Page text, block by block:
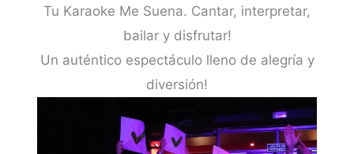
Tu Karaoke Me Suena. Cantar, interpretar,
bailar y disfrutar!
Un auténtico espectáculo lleno de alegría y
diversión!